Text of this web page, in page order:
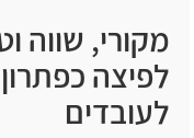
מקורי, שווה
לפיצה
לעובדים